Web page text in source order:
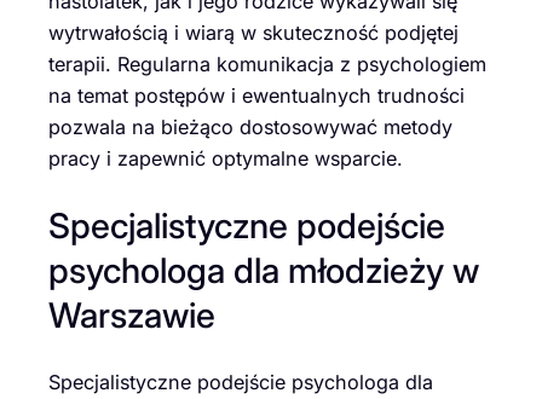
wytrwałością i wiarą w skuteczność podjętej
terapii. Regularna komunikacja z psychologiem
na temat postępów i ewentualnych trudności
pozwala na bieżąco dostosowywać metody
pracy i zapewnić optymalne wsparcie.
Specjalistyczne podejście
psychologa dla młodzieży w
Warszawie
Specjalistyczne podejście psychologa dla